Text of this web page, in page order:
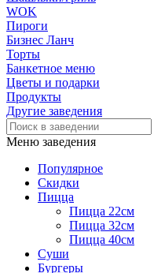
WOK
Пироги
Бизнес Ланч
Торты
Банкетное меню
Цветы и подарки
Продукты
Другие заведения
Меню заведения
Популярное
Скидки
Пицца
Пицца 22см
Пицца 32см
Пицца 40см
Суши
Бургеры